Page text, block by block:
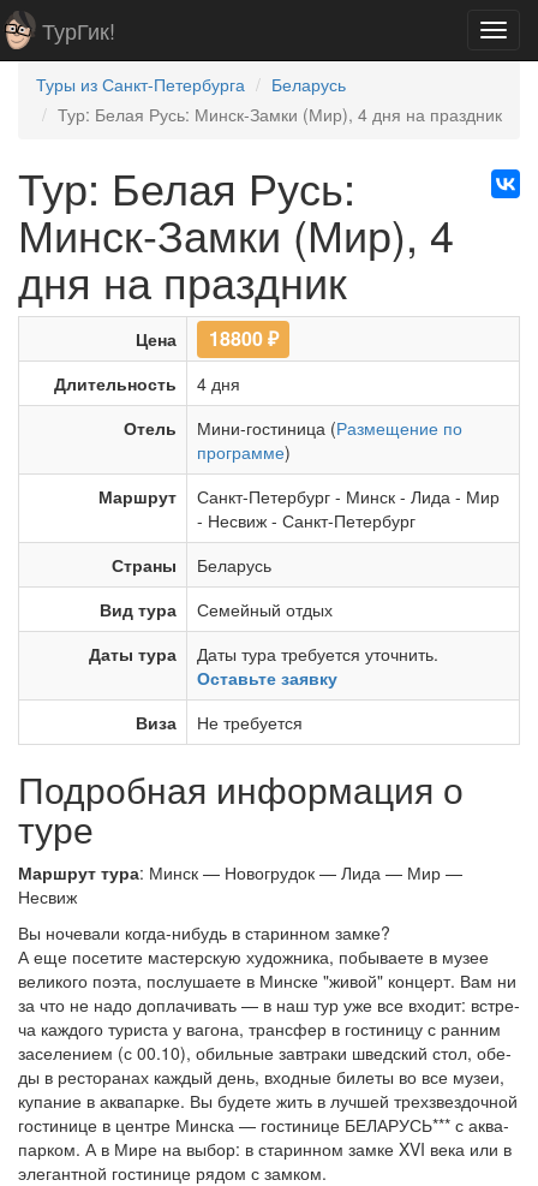
ТурГик!
Туры из Санкт-Петербурга
Беларусь
Тур: Белая Русь: Минск-Замки (Мир), 4 дня на праздник
Тур: Белая Русь:
Минск-Замки (Мир), 4
дня на праздник
Цена 18800₽
Длительность
4 дня
Отель
Мини-гостиница (Размещение по
программе)
Маршрут
Санкт-Петербург - Минск - Лида - Мир
- Несвиж - Санкт-Петербург
Страны
Беларусь
Вид тура
Семейный отдых
Даты тура
Даты тура требуется уточнить.
Оставьте заявку
Виза
Не требуется
Подробная информация о
туре
Маршрут тура: Минск — Новогрудок — Лида — Мир —
Несвиж
Вы ночевали когда-нибудь в ста­рин­ном зам­ке?
А еще по­се­ти­те ма­стер­скую ху­дож­ни­ка, по­бы­ва­е­те в музее
великого по­эта, по­слу­ша­е­те в Мин­ске "жи­вой" кон­церт. Вам ни
за что не на­до до­пла­чи­вать — в наш тур уже все вхо­дит: встре­
ча каж­до­го ту­ри­ста у ва­го­на, транс­фер в го­сти­ни­цу с ран­ним
за­се­ле­ни­ем (с 00.10), обильные завтраки швед­ский стол, обе­
ды в ре­сто­ра­нах каж­дый день, входные би­ле­ты во все му­зеи,
купание в ак­ва­пар­ке. Вы бу­де­те жить в луч­шей трехзвездочной
го­сти­ни­це в цен­тре Мин­ска — го­сти­ни­це БЕЛАРУСЬ*** с ак­ва­
пар­ком. А в Мире на вы­бор: в ста­рин­ном зам­ке XVI ве­ка или в
эле­гант­ной го­сти­ни­це ря­дом с зам­ком.